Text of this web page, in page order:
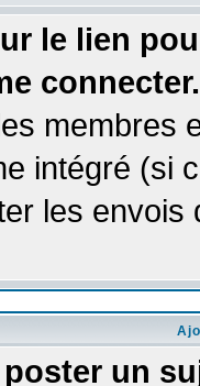
le lien
connecter.
membres
intégré (si
les
un